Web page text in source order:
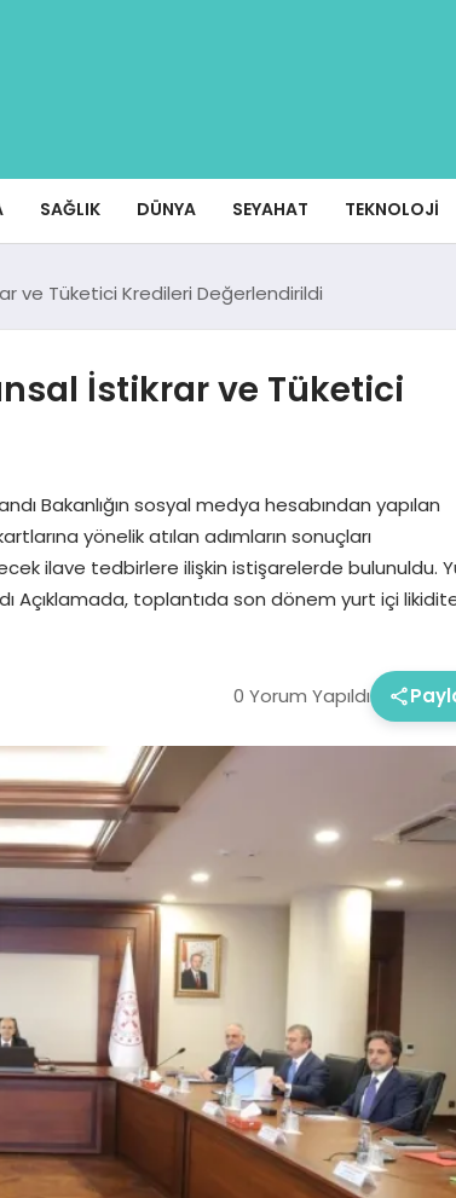
SAĞLIK DÜNYA SEYAHAT TEKNOLOJI
ve Tüketici Kredileri Değerlendirildi
İstikrar ve Tüketici
Bakanlığın sosyal medya hesabından yapılan
yönelik atılan adımların sonuçları
ilave tedbirlere ilişkin istişarelerde bulunuldu.
Açıklamada, toplantıda son dönem yurt içi
0 Yorum Yapıldı